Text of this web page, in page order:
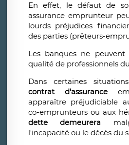
En effet, le défaut de
assurance emprunteur
lourds préjudices
des parties (prêteurs-
Les banques ne
qualité de professionnels
Dans certaines
contrat d'assurance
apparaître préjudiciable
co-emprunteurs ou aux
dette demeurera
l'incapacité ou le décès du